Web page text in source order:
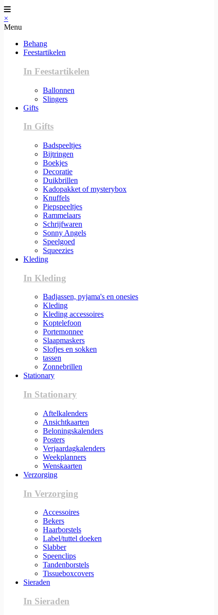
×
Menu
Behang
Feestartikelen
In Feestartikelen
Ballonnen
Slingers
Gifts
In Gifts
Badspeeltjes
Bijtringen
Boekjes
Decoratie
Duikbrillen
Kadopakket of mysterybox
Knuffels
Piepspeeltjes
Rammelaars
Schrijfwaren
Sonny Angels
Speelgoed
Squeezies
Kleding
In Kleding
Badjassen, pyjama's en onesies
Kleding
Kleding accessoires
Koptelefoon
Portemonnee
Slaapmaskers
Slofjes en sokken
tassen
Zonnebrillen
Stationary
In Stationary
Aftelkalenders
Ansichtkaarten
Beloningskalenders
Posters
Verjaardagkalenders
Weekplanners
Wenskaarten
Verzorging
In Verzorging
Accessoires
Bekers
Haarborstels
Label/tuttel doeken
Slabber
Speenclips
Tandenborstels
Tissueboxcovers
Sieraden
In Sieraden